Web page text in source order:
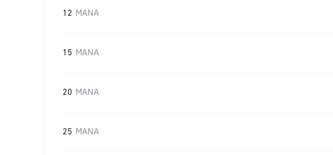
12 MANA
15 MANA
20 MANA
25 MANA